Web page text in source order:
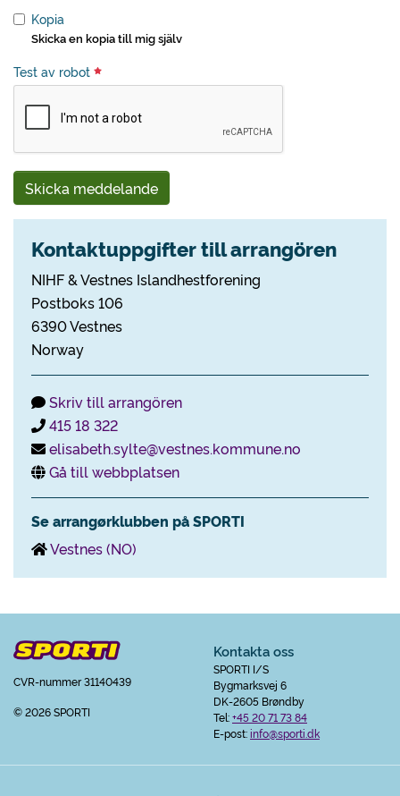
Kopia
Skicka en kopia till mig själv
Test av robot
Skicka meddelande
Kontaktuppgifter till arrangören
NIHF & Vestnes Islandhestforening
Postboks 106
6390 Vestnes
Norway
Skriv till arrangören
415 18 322
elisabeth.sylte@vestnes.kommune.no
Gå till webbplatsen
Se arrangørklubben på SPORTI
Vestnes (NO)
CVR-nummer 31140439
© 2026 SPORTI
Kontakta oss
SPORTI I/S
Bygmarksvej 6
DK-2605 Brøndby
Tel:+45 20 71 73 84
E-post:info@sporti.dk